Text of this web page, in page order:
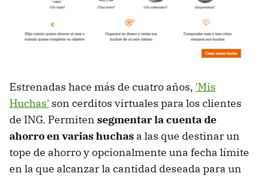
Estrenadas hace más de cuatro años, 'Mis
Huchas' son cerditos virtuales para los clientes
de ING. Permiten segmentar la cuenta de
ahorro en varias huchas a las que destinar un
tope de ahorro y opcionalmente una fecha límite
en la que alcanzar la cantidad deseada para un